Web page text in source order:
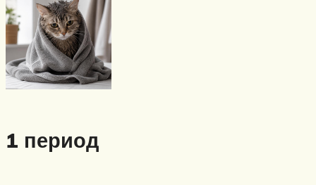
1 период